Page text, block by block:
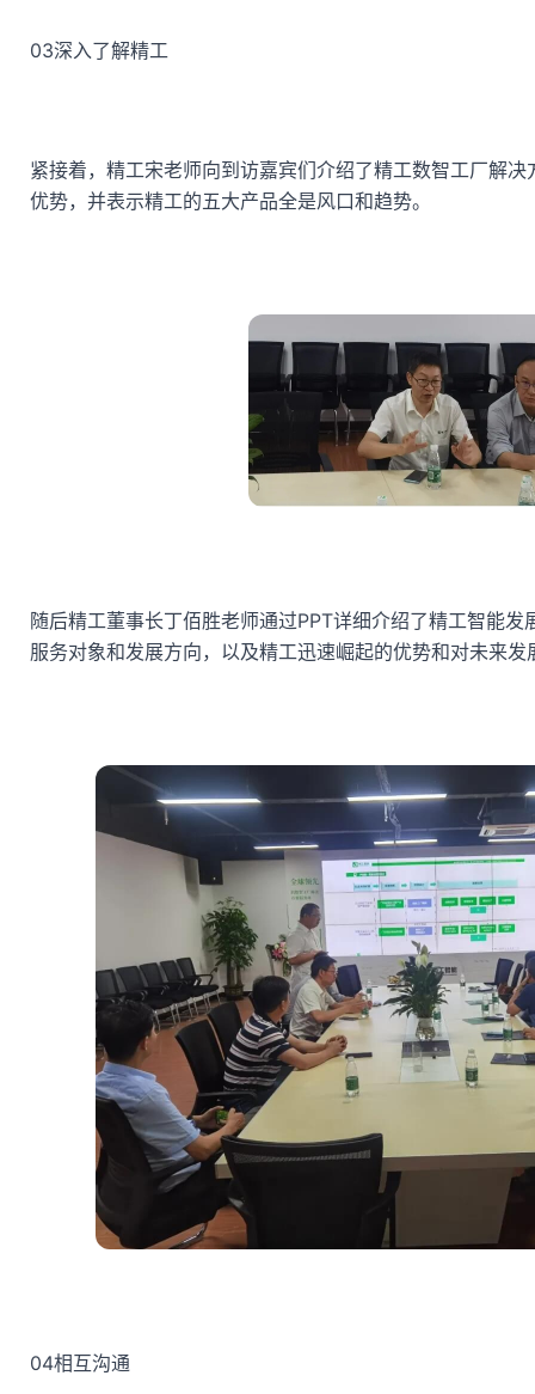
03深入了解精工
紧接着，精工宋老师向到访嘉宾们介绍了精工数智工厂解
优势，并表示精工的五大产品全是风口和趋势。
随后精工董事长丁佰胜老师通过PPT详细介绍了精工智能
服务对象和发展方向，以及精工迅速崛起的优势和对未来发
04相互沟通